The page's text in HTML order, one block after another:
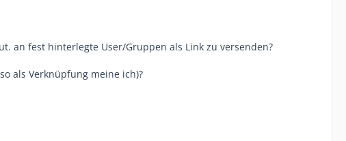
an fest hinterlegte User/Gruppen als Link zu versenden?
als Verknüpfung meine ich)?